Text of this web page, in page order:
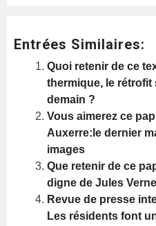
Entrées Similaires:
Quoi retenir de ce
thermique, le rétrofit
demain ?
Vous aimerez ce
Auxerre:le dernier
images
Que retenir de ce
digne de Jules Verne
Revue de presse
Les résidents font